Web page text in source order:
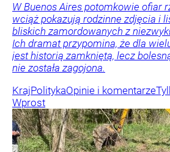
W Buenos Aires potomkowie ofiar
wciąż pokazują rodzinne zdjęcia i
bliskich zamordowanych z
Ich dramat przypomina, że dla
jest historią zamkniętą, lecz
nie została zagojona.
KrajPolitykaOpinie i komentarze
Wprost